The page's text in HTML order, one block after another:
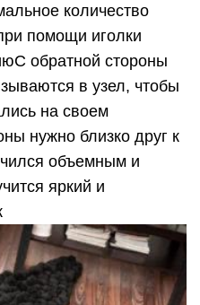
количество
помощи иголки
обратной стороны
в узел, чтобы
на своем
нужно близко друг к
объемным и
яркий и